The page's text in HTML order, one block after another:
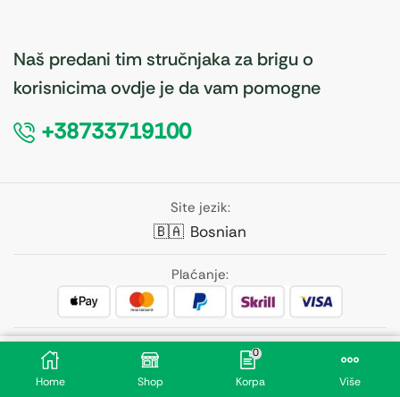
Home Shop
0
Korpa Više
Naš predani tim stručnjaka za brigu o
korisnicima ovdje je da vam pomogne
+38733719100
Site jezik:
🇧🇦 Bosnian
Plaćanje:
Pratite nas: